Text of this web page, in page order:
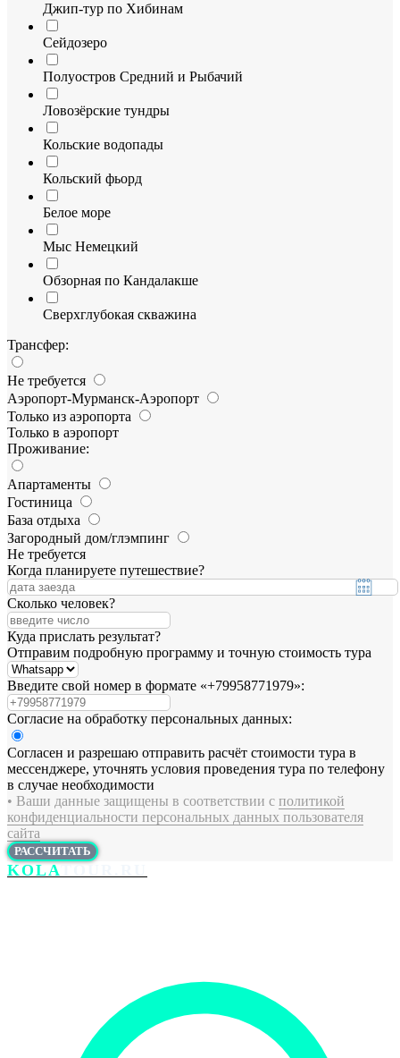
Джип-тур по Хибинам
Сейдозеро
Полуостров Средний и Рыбачий
Ловозёрские тундры
Кольские водопады
Кольский фьорд
Белое море
Мыс Немецкий
Обзорная по Кандалакше
Сверхглубокая скважина
Трансфер:
Не требуется
Аэропорт-Мурманск-Аэропорт
Только из аэропорта
Только в аэропорт
Проживание:
Апартаменты
Гостиница
База отдыха
Загородный дом/глэмпинг
Не требуется
Когда планируете путешествие?
Сколько человек?
Куда прислать результат?
Отправим подробную программу и точную стоимость тура
Введите свой номер в формате «+79958771979»:
Согласие на обработку персональных данных:
Согласен и разрешаю отправить расчёт стоимости тура в
мессенджере, уточнять условия проведения тура по телефону
в случае необходимости
• Ваши данные защищены в соответствии с политикой
конфиденциальности персональных данных пользователя
сайта
РАССЧИТАТЬ
KOLA